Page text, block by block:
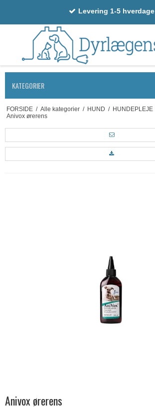
Levering 1-5 hverdage
KATEGORIER
FORSIDE / Alle kategorier / HUND / HUNDEPLEJE
Anivox ørerens
Anivox ørerens